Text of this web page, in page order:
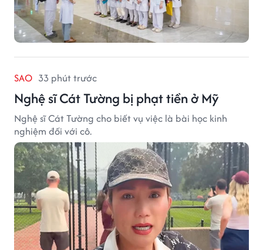
SAO 33 phút trước
Nghệ sĩ Cát Tường bị phạt tiền ở Mỹ
Nghệ sĩ Cát Tường cho biết vụ việc là bài học kinh
nghiệm đối với cô.